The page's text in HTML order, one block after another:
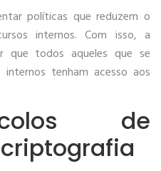
políticas que reduzem o
internos. Com isso, a
que todos aqueles que se
tenham acesso aos
de